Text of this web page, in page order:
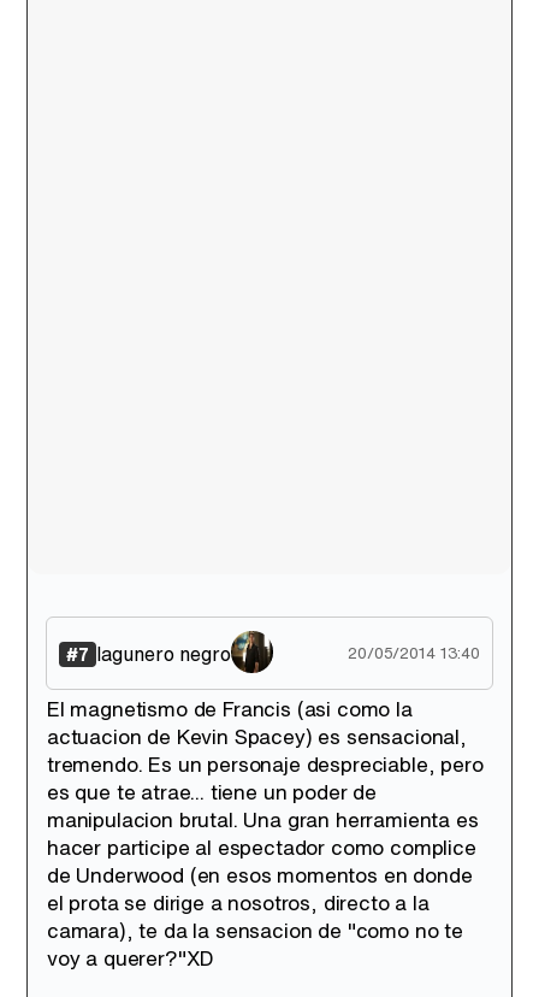
#7 lagunero negro 20/05/2014 13:40
El magnetismo de Francis (asi como la
actuacion de Kevin Spacey) es sensacional,
tremendo. Es un personaje despreciable, pero
es que te atrae... tiene un poder de
manipulacion brutal. Una gran herramienta es
hacer participe al espectador como complice
de Underwood (en esos momentos en donde
el prota se dirige a nosotros, directo a la
camara), te da la sensacion de "como no te
voy a querer?"XD